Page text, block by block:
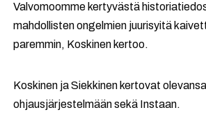
Valvomoomme kertyvästä
mahdollisten ongelmien juurisyitä
paremmin, Koskinen kertoo.
Koskinen ja Siekkinen kertovat
ohjausjärjestelmään sekä Instaan.